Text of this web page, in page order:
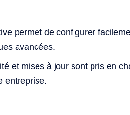
permet de configurer
avancées.
et mises à jour sont pris en
entreprise.